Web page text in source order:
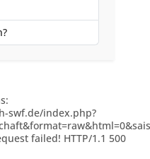
swf.de/index.php?
failed! HTTP/1.1 500